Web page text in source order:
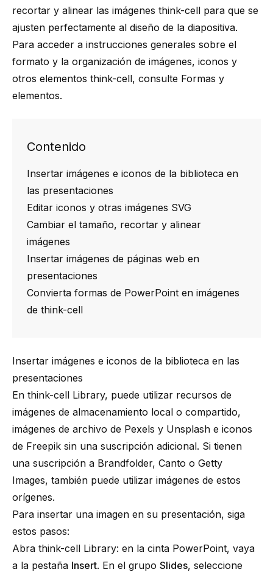
recortar y alinear las imágenes think-cell para que se
ajusten perfectamente al diseño de la diapositiva.
Para acceder a instrucciones generales sobre el
formato y la organización de imágenes, iconos y
otros elementos think-cell, consulte Formas y
elementos.
Contenido
Insertar imágenes e iconos de la biblioteca en
las presentaciones
Editar iconos y otras imágenes SVG
Cambiar el tamaño, recortar y alinear
imágenes
Insertar imágenes de páginas web en
presentaciones
Convierta formas de PowerPoint en imágenes
de think-cell
Insertar imágenes e iconos de la biblioteca en las
presentaciones
En think-cell Library, puede utilizar recursos de
imágenes de almacenamiento local o compartido,
imágenes de archivo de Pexels y Unsplash e iconos
de Freepik sin una suscripción adicional. Si tienen
una suscripción a Brandfolder, Canto o Getty
Images, también puede utilizar imágenes de estos
orígenes.
Para insertar una imagen en su presentación, siga
estos pasos:
Abra think-cell Library: en la cinta PowerPoint, vaya
a la pestaña Insert. En el grupo Slides, seleccione